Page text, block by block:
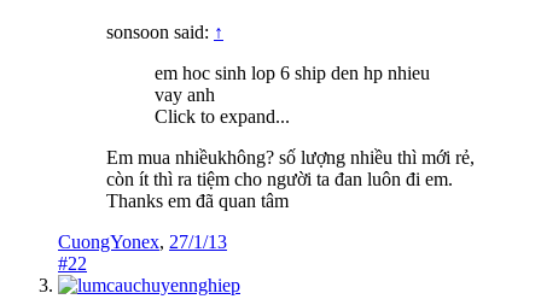
sonsoon said: ↑
em hoc sinh lop 6 ship den hp nhieu
vay anh
Click to expand...
Em mua nhiềukhông? số lượng nhiều thì mới rẻ,
còn ít thì ra tiệm cho người ta đan luôn đi em.
Thanks em đã quan tâm
CuongYonex, 27/1/13
#22